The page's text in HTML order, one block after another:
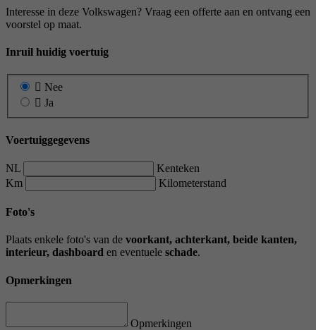
Interesse in deze Volkswagen? Vraag een offerte aan en ontvang een
voorstel op maat.
Inruil huidig voertuig
Nee
Ja
Voertuiggegevens
NL
Kenteken
Km
Kilometerstand
Foto's
Plaats enkele foto's van de voorkant, achterkant, beide kanten,
interieur, dashboard en eventuele schade.
Opmerkingen
Opmerkingen